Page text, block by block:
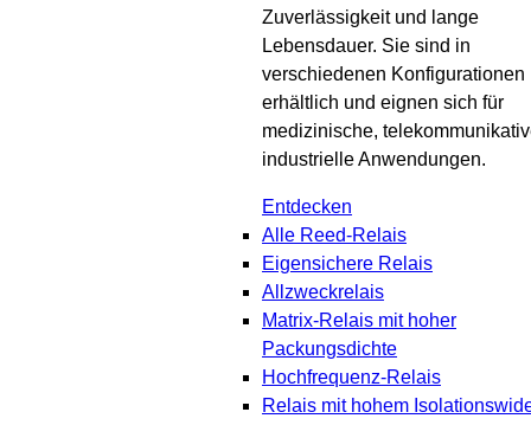
Zuverlässigkeit und lange
Lebensdauer. Sie sind in
verschiedenen Konfigurationen
erhältlich und eignen sich für
medizinische,
industrielle Anwendungen.
Entdecken
Alle Reed-Relais
Eigensichere Relais
Allzweckrelais
Matrix-Relais mit hoher
Packungsdichte
Hochfrequenz-Relais
Relais mit hohem